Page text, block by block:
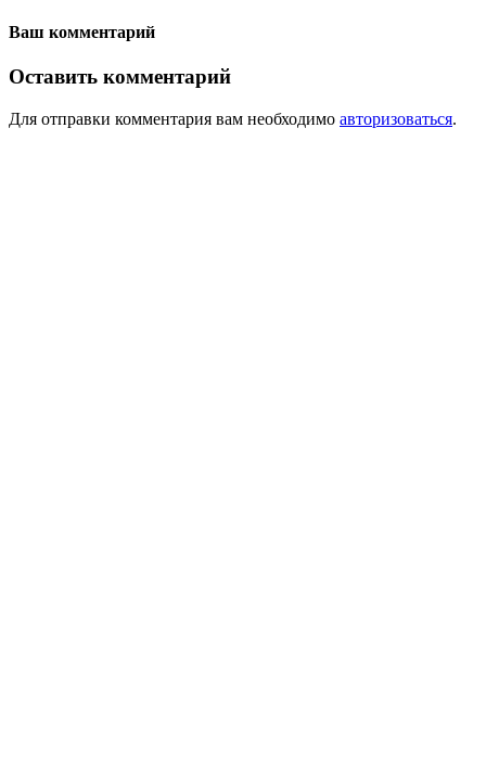
Ваш комментарий
Оставить комментарий
Для отправки комментария вам необходимо авторизоваться.